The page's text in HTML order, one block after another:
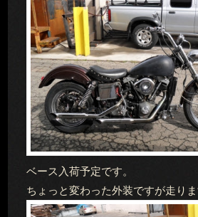
ベース入荷予定です。
ちょっと変わった外装ですが走りま